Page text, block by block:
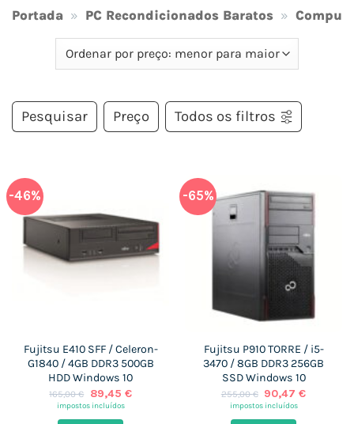
Portada » PC Recondicionados Baratos »
Pesquisar Preço Todos os filtros
-46%
Fujitsu E410 SFF / Celeron-
G1840 / 4GB DDR3 500GB
HDD Windows 10
165,00€
O
preço
89,45 €O
impostos incluídos
-65%
Fujitsu P910 TORRE / i5-
3470 / 8GB DDR3 256GB
SSD Windows 10
255,00€ O
preço
90,47€O
impostos incluídos